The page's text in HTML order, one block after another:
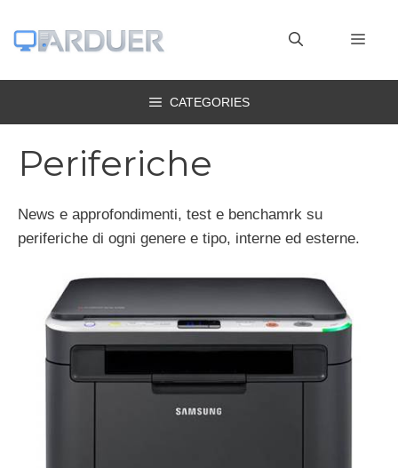
CATEGORIES
Periferiche
News e approfondimenti, test e benchamrk su
periferiche di ogni genere e tipo, interne ed esterne.